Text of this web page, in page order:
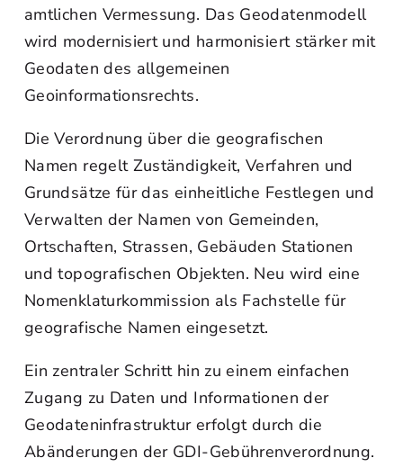
amtlichen Vermessung. Das Geodatenmodell
wird modernisiert und harmonisiert stärker mit
Geodaten des allgemeinen
Geoinformationsrechts.
Die Verordnung über die geografischen
Namen regelt Zuständigkeit, Verfahren und
Grundsätze für das einheitliche Festlegen und
Verwalten der Namen von Gemeinden,
Ortschaften, Strassen, Gebäuden Stationen
und topografischen Objekten. Neu wird eine
Nomenklaturkommission als Fachstelle für
geografische Namen eingesetzt.
Ein zentraler Schritt hin zu einem einfachen
Zugang zu Daten und Informationen der
Geodateninfrastruktur erfolgt durch die
Abänderungen der GDI-Gebührenverordnung.